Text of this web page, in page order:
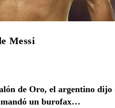
Messi
de Oro, el argentino dijo
mandó un burofax…